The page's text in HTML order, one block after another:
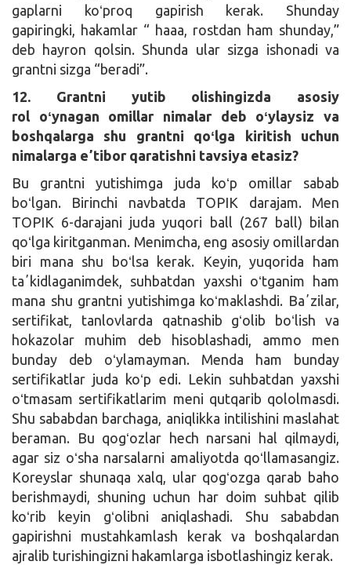
gaplarni koʻproq gapirish kerak. Shunday
gapiringki, hakamlar “ haaa, rostdan ham shunday,”
deb hayron qolsin. Shunda ular sizga ishonadi va
grantni sizga “beradi”.
12.
Grantni yutib olishingizda asosiy
rol oʻynagan omillar nimalar deb oʻylaysiz va
boshqalarga shu grantni qoʻlga kiritish uchun
nimalarga eʼtibor qaratishni tavsiya etasiz?
Bu grantni yutishimga juda koʻp omillar sabab
boʻlgan. Birinchi navbatda TOPIK darajam. Men
TOPIK 6-darajani juda yuqori ball (267 ball) bilan
qoʻlga kiritganman. Menimcha, eng asosiy omillardan
biri mana shu boʻlsa kerak. Keyin, yuqorida ham
taʼkidlaganimdek, suhbatdan yaxshi oʻtganim ham
mana shu grantni yutishimga koʻmaklashdi. Baʼzilar,
sertifikat, tanlovlarda qatnashib gʻolib boʻlish va
hokazolar muhim deb hisoblashadi, ammo men
bunday deb oʻylamayman. Menda ham bunday
sertifikatlar juda koʻp edi. Lekin suhbatdan yaxshi
oʻtmasam sertifikatlarim meni qutqarib qololmasdi.
Shu sababdan barchaga, aniqlikka intilishini maslahat
beraman. Bu qogʻozlar hech narsani hal qilmaydi,
agar siz oʻsha narsalarni amaliyotda qoʻllamasangiz.
Koreyslar shunaqa xalq, ular qogʻozga qarab baho
berishmaydi, shuning uchun har doim suhbat qilib
koʻrib keyin gʻolibni aniqlashadi. Shu sababdan
gapirishni mustahkamlash kerak va boshqalardan
ajralib turishingizni hakamlarga isbotlashingiz kerak.